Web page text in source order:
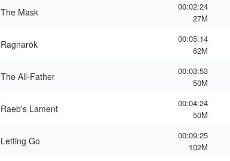
The Mask
00:02:24
27M
Ragnarök
00:05:14
62M
The All-Father
00:03:53
50M
Raeb's Lament
00:04:24
50M
Letting Go
00:09:25
102M